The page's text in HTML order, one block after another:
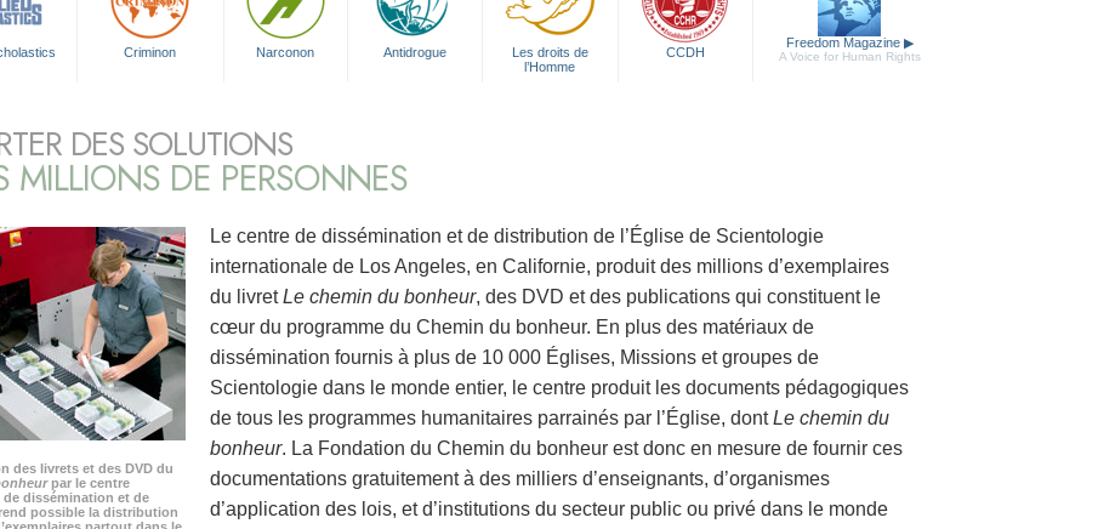
Criminon Narconon Antidrogue
Les droits de
l’Homme
CCDH
Freedom Magazine ▶
A Voice for Human Rights
DES SOLUTIONS
MILLIONS DE PERSONNES
des livrets et des DVD du
par le centre
dissémination et de
possible la distribution
Le centre de dissémination et de distribution de l’Église de Scientologie
internationale de Los Angeles, en Californie, produit des millions d’exemplaires
du livretLe chemin du bonheur, des DVD et des publications qui constituent le
cœur du programme du Chemin du bonheur. En plus des matériaux de
dissémination fournis à plus de 10 000 Églises, Missions et groupes de
Scientologie dans le monde entier, le centre produit les documents pédagogiques
de tous les programmes humanitaires parrainés par l’Église, dontLe chemin du
bonheur. La Fondation du Chemin du bonheur est donc en mesure de fournir ces
documentations gratuitement à des milliers d’enseignants, d’organismes
d’application des lois, et d’institutions du secteur public ou privé dans le monde